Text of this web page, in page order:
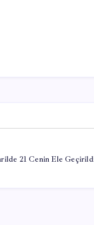
21 Cenin Ele